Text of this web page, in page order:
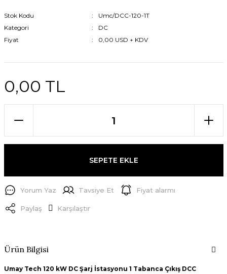
Stok Kodu
Umc/DCC-120-1T
Kategori
DC
Fiyat
0,00 USD + KDV
0,00 TL
SEPETE EKLE
Yorum Yaz Tavsiye Et Fiyat alarmı
Paylaş Karşılaştır
Ürün Bilgisi
Umay Tech 120 kW DC Şarj İstasyonu 1 Tabanca Çıkış DCC